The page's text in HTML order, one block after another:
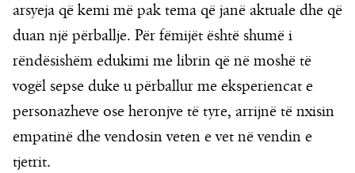
arsyeja që kemi më pak tema që janë aktuale dhe që
duan një përballje. Për fëmijët është shumë i
rëndësishëm edukimi me librin që në moshë të
vogël sepse duke u përballur me eksperiencat e
personazheve ose heronjve të tyre, arrijnë të nxisin
empatinë dhe vendosin veten e vet në vendin e
tjetrit.